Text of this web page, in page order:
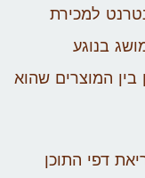
למכירת
בנוגע
בין המוצרים שהוא
דפי התוכן